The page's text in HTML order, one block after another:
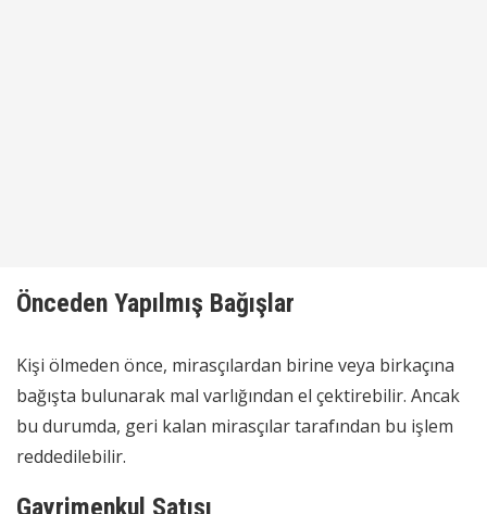
Önceden Yapılmış Bağışlar
Kişi ölmeden önce, mirasçılardan birine veya birkaçına
bağışta bulunarak mal varlığından el çektirebilir. Ancak
bu durumda, geri kalan mirasçılar tarafından bu işlem
reddedilebilir.
Gayrimenkul Satışı